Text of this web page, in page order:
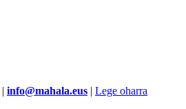
| info@mahala.eus | Lege oharra